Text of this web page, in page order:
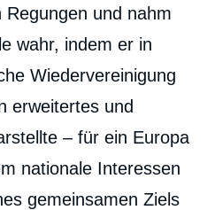
Regungen und nahm
wahr, indem er in
Wiedervereinigung
erweitertes und
– für ein Europa
nationale Interessen
gemeinsamen Ziels